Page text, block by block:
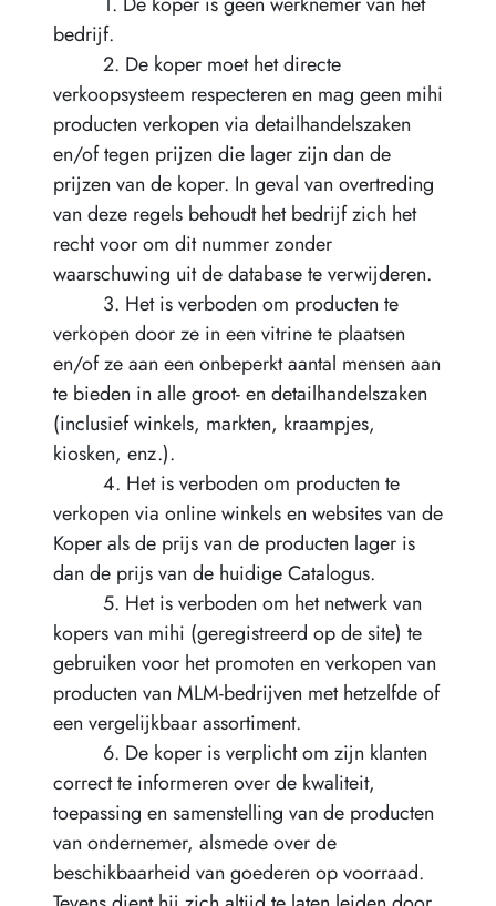
bedrijf.
2. De koper moet het directe
verkoopsysteem respecteren en mag geen mihi
producten verkopen via detailhandelszaken
en/of tegen prijzen die lager zijn dan de
prijzen van de koper. In geval van overtreding
van deze regels behoudt het bedrijf zich het
recht voor om dit nummer zonder
waarschuwing uit de database te verwijderen.
3. Het is verboden om producten te
verkopen door ze in een vitrine te plaatsen
en/of ze aan een onbeperkt aantal mensen aan
te bieden in alle groot- en detailhandelszaken
(inclusief winkels, markten, kraampjes,
kiosken, enz.).
4. Het is verboden om producten te
verkopen via online winkels en websites van de
Koper als de prijs van de producten lager is
dan de prijs van de huidige Catalogus.
5. Het is verboden om het netwerk van
kopers van mihi (geregistreerd op de site) te
gebruiken voor het promoten en verkopen van
producten van MLM-bedrijven met hetzelfde of
een vergelijkbaar assortiment.
6. De koper is verplicht om zijn klanten
correct te informeren over de kwaliteit,
toepassing en samenstelling van de producten
van ondernemer, alsmede over de
beschikbaarheid van goederen op voorraad.